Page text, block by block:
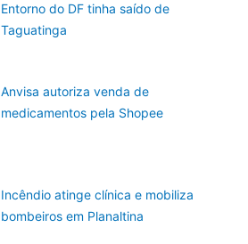
Entorno do DF tinha saído de
Taguatinga
Anvisa autoriza venda de
medicamentos pela Shopee
Incêndio atinge clínica e mobiliza
bombeiros em Planaltina